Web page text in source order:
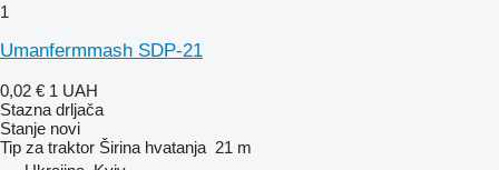
1
Umanfermmash SDP-21
0,02 € 1 UAH
Stazna drljača
Stanje novi
Tip za traktor Širina hvatanja 21 m